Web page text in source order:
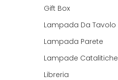
Gift Box
Lampada Da Tavolo
Lampada Parete
Lampade Catalitiche
Libreria